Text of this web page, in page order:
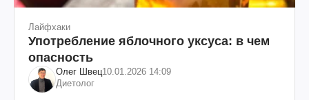
Лайфхаки
Употребление яблочного уксуса: в чем
опасность
Олег Швец10.01.2026 14:09
Диетолог